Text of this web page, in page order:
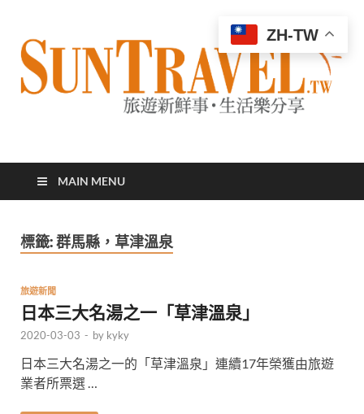
太陽網
MAIN MENU
標籤:群馬縣，草津溫泉
旅遊新聞
日本三大名湯之一「草津溫泉」
2020-03-03 - by kyky
日本三大名湯之一的「草津溫泉」連續17年榮獲由旅遊
業者所票選 …
ZH-TW